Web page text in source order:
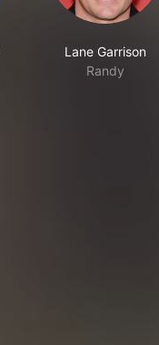
Lane Garrison
Randy